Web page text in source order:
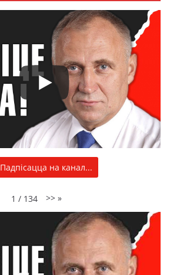
Падпісацца на канал...
1 / 134 >> »